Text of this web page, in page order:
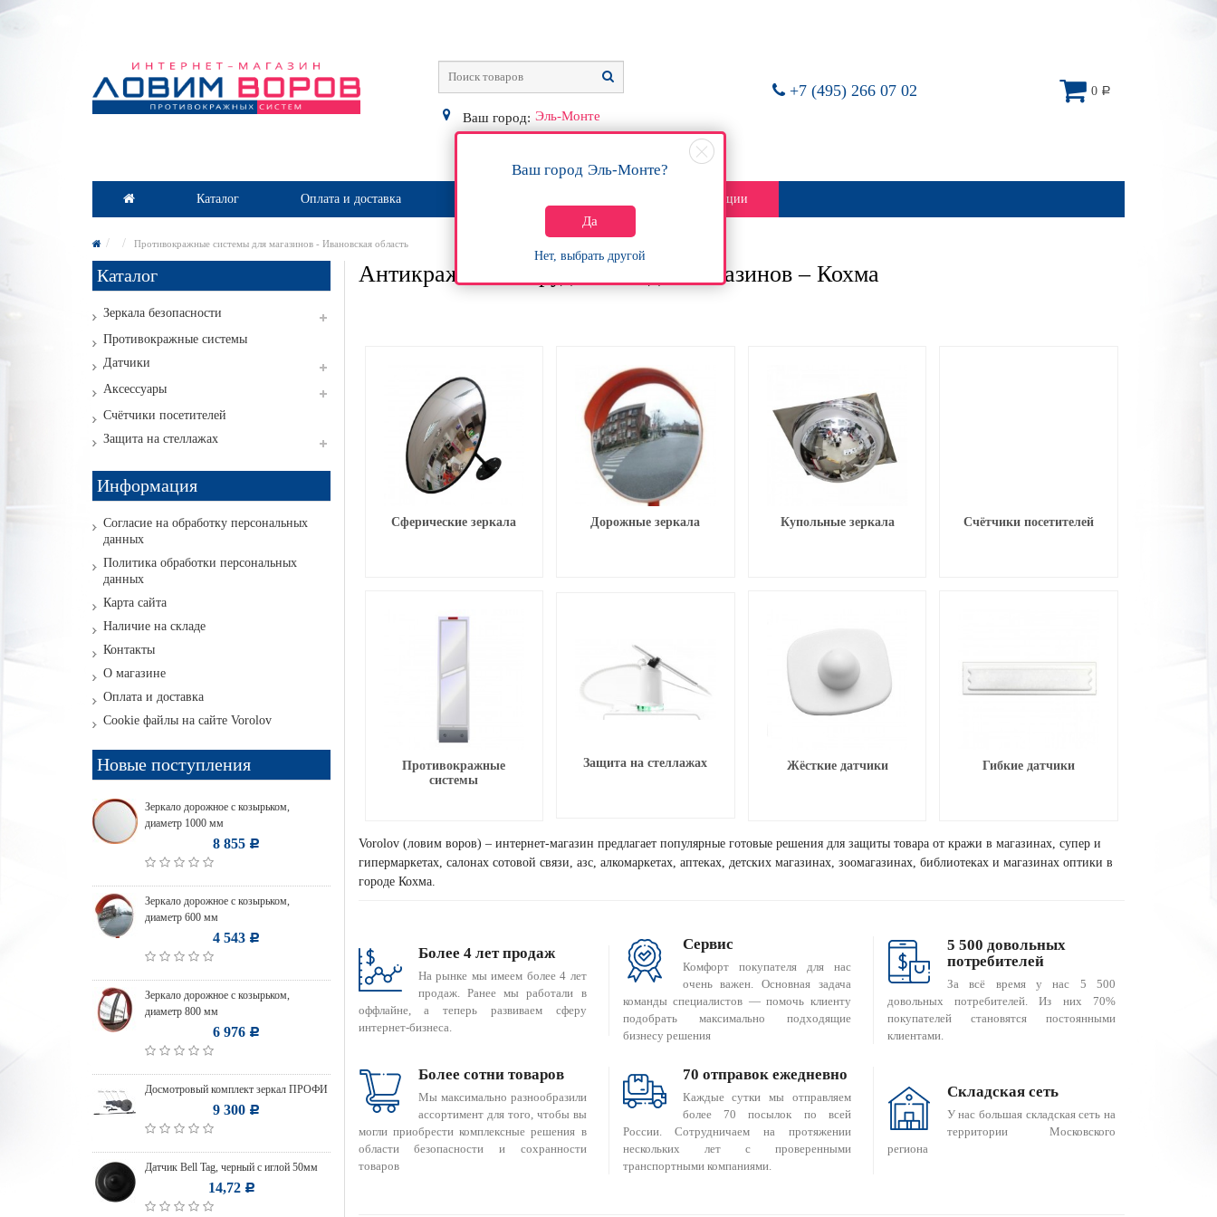
+7 (495) 266 07 02
Ваш город: Эль-Монте
Ваш город Эль-Монте?
Да
Нет, выбрать другой
0 Р
Каталог Оплата и доставка Акции
Противокражные системы для магазинов - Ивановская область
Каталог
Зеркала безопасности
Противокражные системы
Датчики
Аксессуары
Счётчики посетителей
Защита на стеллажах
Информация
Согласие на обработку персональных
данных
Политика обработки персональных
данных
Карта сайта
Наличие на складе
Контакты
О магазине
Оплата и доставка
Cookie файлы на сайте Vorolov
Новые поступления
Зеркало дорожное с козырьком,
диаметр 1000 мм
8 855 Р
Зеркало дорожное с козырьком,
диаметр 600 мм
4 543 Р
Зеркало дорожное с козырьком,
диаметр 800 мм
6 976 Р
Досмотровый комплект зеркал ПРОФИ
9 300 Р
Датчик Bell Tag, черный с иглой 50мм
14,72 Р
Антикражное оборудование для магазинов – Кохма
Сферические зеркала Дорожные зеркала Купольные зеркала Счётчики посетителей
Противокражные
системы
Защита на стеллажах Жёсткие датчики Гибкие датчики
Vorolov (ловим воров) – интернет-магазин предлагает популярные готовые решения для защиты товара от кражи в магазинах, супер и
гипермаркетах, салонах сотовой связи, азс, алкомаркетах, аптеках, детских магазинах, зоомагазинах, библиотеках и магазинах оптики в
городе Кохма.
Более 4 лет продаж
На рынке мы имеем более 4 лет
продаж. Ранее мы работали в
оффлайне, а теперь развиваем сферу
интернет-бизнеса.
Сервис
Комфорт покупателя для нас
очень важен. Основная задача
команды специалистов — помочь клиенту
подобрать максимально подходящие
бизнесу решения
5 500 довольных
потребителей
За всё время у нас 5 500
довольных потребителей. Из них 70%
покупателей становятся постоянными
клиентами.
Более сотни товаров
Мы максимально разнообразили
ассортимент для того, чтобы вы
могли приобрести комплексные решения в
области безопасности и сохранности
товаров
70 отправок ежедневно
Каждые сутки мы отправляем
более 70 посылок по всей
России. Сотрудничаем на протяжении
нескольких лет с проверенными
транспортными компаниями.
Складская сеть
У нас большая складская сеть на
территории Московского
региона